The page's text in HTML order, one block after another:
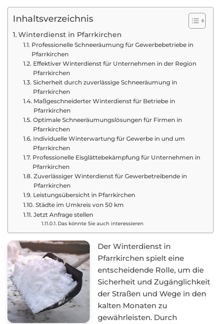
Inhaltsverzeichnis
Winterdienst in Pfarrkirchen
Professionelle Schneeräumung für Gewerbebetriebe in
Pfarrkirchen
Effektiver Winterdienst für Unternehmen in der Region
Pfarrkirchen
Sicherheit durch zuverlässige Schneeräumung in
Pfarrkirchen
Maßgeschneiderter Winterdienst für Betriebe in
Pfarrkirchen
Optimale Schneeräumungslösungen für Firmen in
Pfarrkirchen
Individuelle Winterwartung für Gewerbe in und um
Pfarrkirchen
Professionelle Eisglättebekämpfung für Unternehmen in
Pfarrkirchen
Zuverlässiger Winterdienst für Gewerbetreibende in
Pfarrkirchen
Leistungsübersicht in Pfarrkirchen
Städte im Umkreis von 50 km
Jetzt Anfrage stellen
Das könnte Sie auch interessieren
Der Winterdienst in
Pfarrkirchen spielt eine
entscheidende Rolle, um die
Sicherheit und Zugänglichkeit
der Straßen und Wege in den
kalten Monaten zu
gewährleisten. Durch